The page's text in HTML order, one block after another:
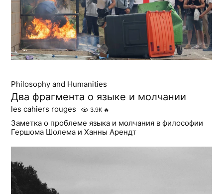
Philosophy and Humanities
Два фрагмента о языке и молчании
les cahiers rouges 3.9K 🔥
Заметка о проблеме языка и молчания в философии
Гершома Шолема и Ханны Арендт